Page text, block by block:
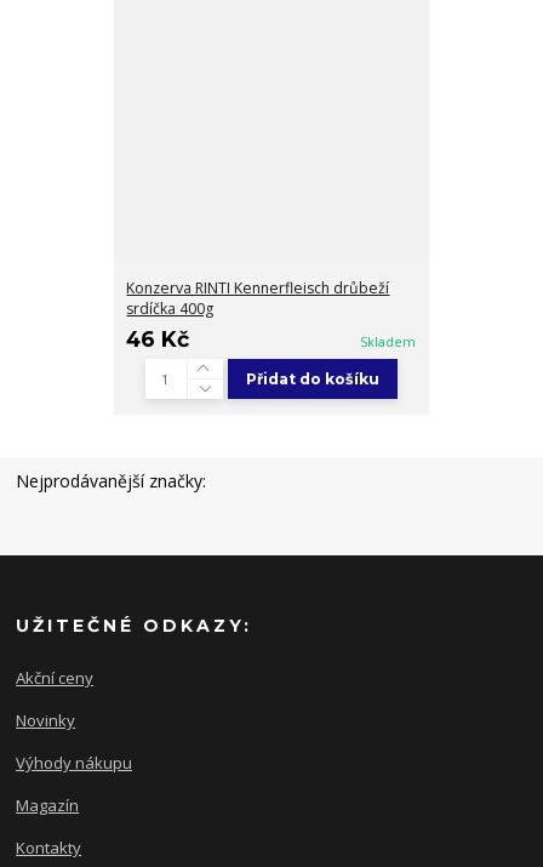
Konzerva RINTI Kennerfleisch drůbeží
srdíčka 400g
46 Kč Skladem
Přidat do košíku
Nejprodávanější značky:
UŽITEČNÉ ODKAZY:
Akční ceny
Novinky
Výhody nákupu
Magazín
Kontakty